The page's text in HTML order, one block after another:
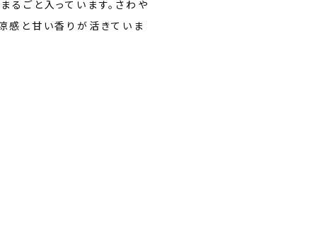
るごと入っています。さわや
感と甘い香りが活きていま